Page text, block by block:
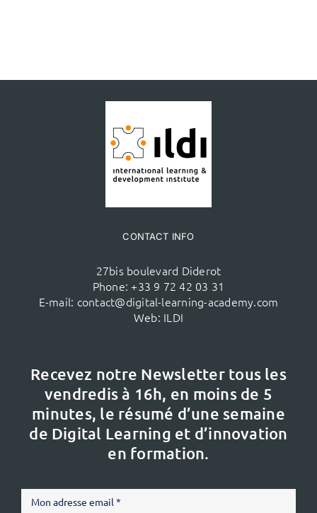
CONTACT INFO
27bis boulevard Diderot
Phone: +33 9 72 42 03 31
E-mail: contact@digital-learning-academy.com
Web: ILDI
Recevez notre Newsletter tous les
vendredis à 16h, en moins de 5
minutes, le résumé d’une semaine
de Digital Learning et d’innovation
en formation.